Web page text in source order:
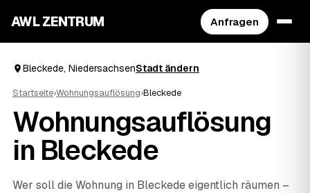
AWL ZENTRUM Anfragen
Bleckede, NiedersachsenStadt ändern
Startseite›Wohnungsauflösung›Bleckede
Wohnungsauflösung
in Bleckede
Wer soll die Wohnung in Bleckede eigentlich räumen –